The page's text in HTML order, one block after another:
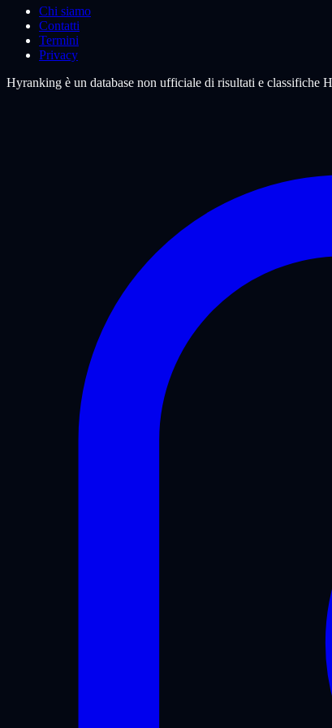
Chi siamo
Contatti
Termini
Privacy
Hyranking è un database non ufficiale di risultati e